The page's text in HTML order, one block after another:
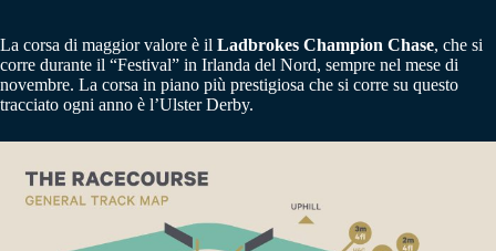
La corsa di maggior valore è il Ladbrokes Champion Chase, che si
corre durante il “Festival” in Irlanda del Nord, sempre nel mese di
novembre. La corsa in piano più prestigiosa che si corre su questo
tracciato ogni anno è l’Ulster Derby.